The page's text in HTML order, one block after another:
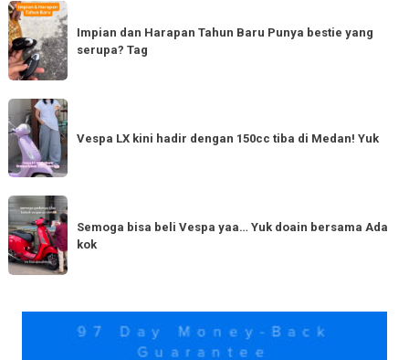
Impian
dan
Harapan
Tahun
Baru
Punya
bestie
yang
Tag
Impian dan Harapan Tahun Baru Punya bestie yang
serupa? Tag
Vespa
LX
kini
hadir
dengan
150cc
tiba
di
Vespa LX kini hadir dengan 150cc tiba di Medan! Yuk
Semoga
bisa
beli
Vespa
Yuk
Semoga bisa beli Vespa yaa… Yuk doain bersama Ada
kok